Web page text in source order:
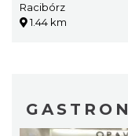
Racibórz
1.44 km